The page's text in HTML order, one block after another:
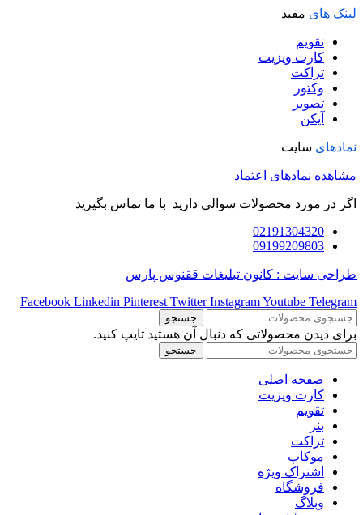
لینک های مفید
تقویم
کارت ویزیت
تراکت
وکتور
تصویر
آیکن
نمادهای سایت
مشاهده نمادهای اعتماد
اگر در مورد محصولات سوالی دارید با ما تماس بگیرید
02191304320
09199209803
طراحی سایت : کانون تبلیغات ققنوس پارس
Facebook Linkedin Pinterest Twitter InstagramYoutube Telegram
جستجو
برای دیدن محصولاتی که دنبال آن هستید تایپ کنید.
جستجو
صفحه اصلی
کارت ویزیت
تقویم
بنر
تراکت
موکاپ
اشتراک ویژه
فروشگاه
وبلاگ